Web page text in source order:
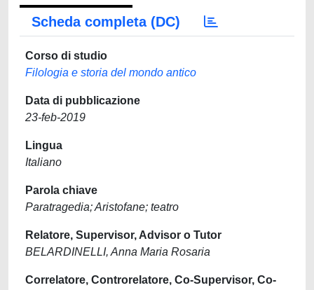
Scheda completa (DC)
Corso di studio
Filologia e storia del mondo antico
Data di pubblicazione
23-feb-2019
Lingua
Italiano
Parola chiave
Paratragedia; Aristofane; teatro
Relatore, Supervisor, Advisor o Tutor
BELARDINELLI, Anna Maria Rosaria
Correlatore, Controrelatore, Co-Supervisor, Co-